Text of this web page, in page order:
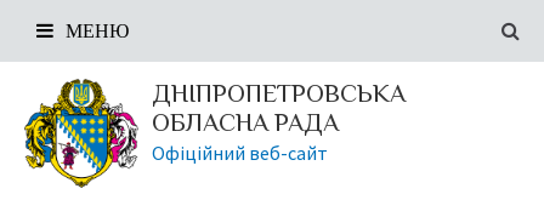
ДНІПРОПЕТРОВСЬКА
ОБЛАСНА РАДА
Офіційний веб-сайт
МЕНЮ